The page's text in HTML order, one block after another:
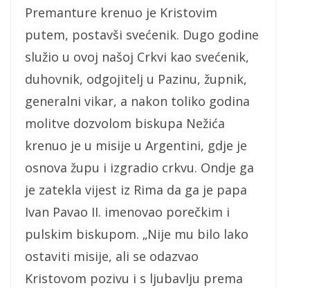
Premanture krenuo je Kristovim
putem, postavši svećenik. Dugo godine
služio u ovoj našoj Crkvi kao svećenik,
duhovnik, odgojitelj u Pazinu, župnik,
generalni vikar, a nakon toliko godina
molitve dozvolom biskupa Nežića
krenuo je u misije u Argentini, gdje je
osnova župu i izgradio crkvu. Ondje ga
je zatekla vijest iz Rima da ga je papa
Ivan Pavao II. imenovao porečkim i
pulskim biskupom. „Nije mu bilo lako
ostaviti misije, ali se odazvao
Kristovom pozivu i s ljubavlju prema